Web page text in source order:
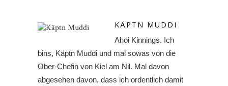
KÄPTN MUDDI
Ahoi Kinnings. Ich
bins, Käptn Muddi und mal sowas von die
Ober-Chefin von Kiel am Nil. Mal davon
abgesehen davon, dass ich ordentlich damit